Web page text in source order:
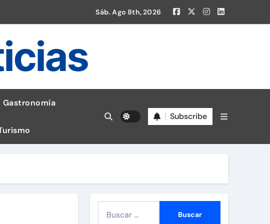
gratis en la Liga 1!
Sáb. Ago 8th, 2026
Gastronomía
Subscribe